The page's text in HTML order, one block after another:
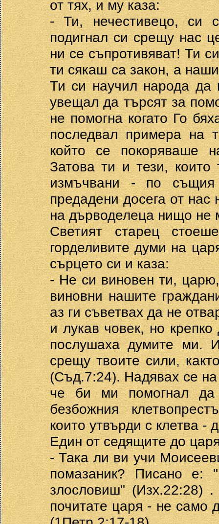
от тях, и му каза:
- Ти, нечестивецо, си
подигнал си срещу нас
ни се съпротивяват! Ти
ти сякаш са закон, а
Ти си научил народа да
увещал да търсят за
не помогна когато Го
последвал примера на
който се покоряваше
Затова ти и тези, които
измъчвани - по
предадени досега от
на дърводелеца нищо не
Светият старец
горделивите думи на
сърцето си и каза:
- Не си виновен ти,
виновни нашите
аз ги съветвах да не
и лукав човек, но
послушаха думите ми.
срещу твоите сили,
(Съд.7:24). Надявах се на
че би ми помогнал
безбожния
които утвърди с клетва -
Един от седящите до
- Така ли ви учи
помазаник? Писано е:
злословиш" (Изх.22:28)
почитате царя - не само